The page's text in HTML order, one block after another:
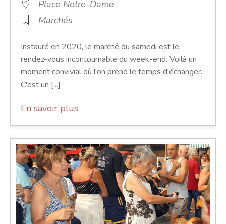
Place Notre-Dame
Marchés
Instauré en 2020, le marché du samedi est le
rendez-vous incontournable du week-end. Voilà un
moment convivial où l'on prend le temps d'échanger.
C'est un [...]
En savoir plus